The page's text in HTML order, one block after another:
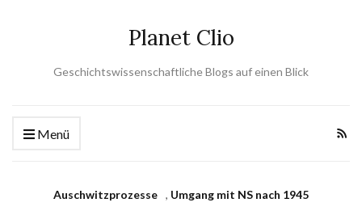
Planet Clio
Geschichtswissenschaftliche Blogs auf einen Blick
Menü
Auschwitzprozesse , Umgang mit NS nach 1945